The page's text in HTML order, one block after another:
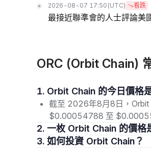
2026-08-07 17:50 (UTC) 看跌
最接近聯準會的人士評論美
ORC (Orbit Chain)
1. Orbit Chain 的今日價格
截至 2026年8月8日，
$0.00054788 至
2. 一枚 Orbit Chain 的價格
3. 如何投資 Orbit Chain？